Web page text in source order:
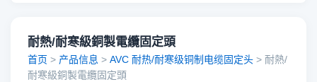
耐熱/耐寒級銅製電纜固定頭
首页 > 产品信息 > AVC 耐热/耐寒级铜制电缆固定头 > 耐熱/
耐寒級銅製電纜固定頭